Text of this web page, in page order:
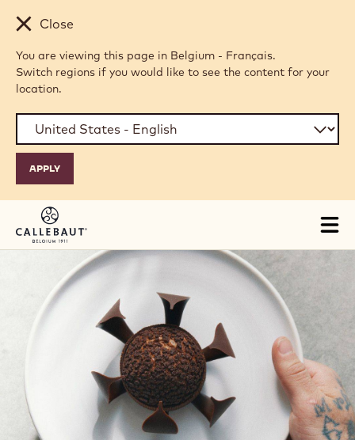
Skip to main content
Close
You are viewing this page in Belgium - Français.
Switch regions if you would like to see the content for your
location.